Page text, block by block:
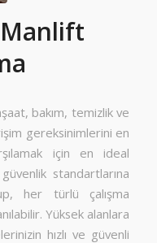
bakım, temizlik ve
gereksinimlerini en
için en ideal
standartlarına
her türlü çalışma
Yüksek alanlara
hızlı ve güvenli